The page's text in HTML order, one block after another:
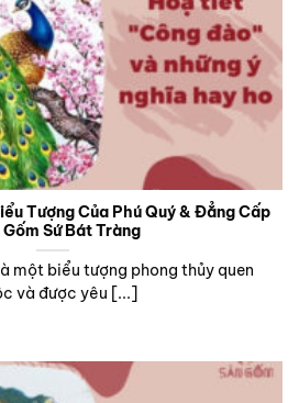
Tượng Của Phú Quý & Đẳng Cấp
Sứ Bát Tràng
một biểu tượng phong thủy quen
và được yêu [...]